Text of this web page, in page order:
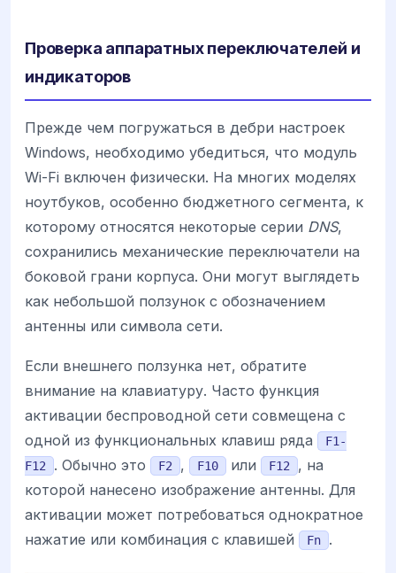
Проверка аппаратных переключателей и
индикаторов
Прежде чем погружаться в дебри настроек
Windows, необходимо убедиться, что модуль
Wi-Fi включен физически. На многих моделях
ноутбуков, особенно бюджетного сегмента, к
которому относятся некоторые серии DNS,
сохранились механические переключатели на
боковой грани корпуса. Они могут выглядеть
как небольшой ползунок с обозначением
антенны или символа сети.
Если внешнего ползунка нет, обратите
внимание на клавиатуру. Часто функция
активации беспроводной сети совмещена с
одной из функциональных клавиш ряда
F1-
F12
. Обычно это F2 , F10 или F12
, на
которой нанесено изображение антенны. Для
активации может потребоваться однократное
нажатие или комбинация с клавишей
Fn .